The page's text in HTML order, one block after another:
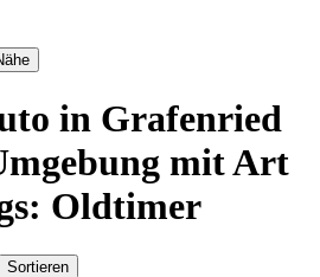
in Grafenried
mit Art
Oldtimer
Sortieren